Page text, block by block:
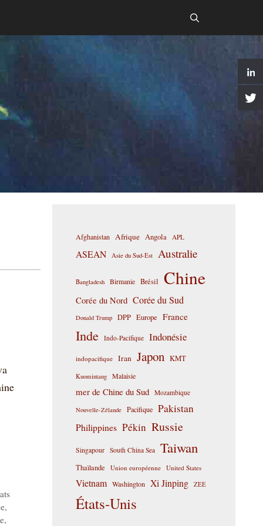
,
,
Afghanistan Afrique Angola APL
ASEAN Asie du Sud-Est Australie
Bangladesh Birmanie Brésil Chine
Corée du Nord Corée du Sud
Donald Trump DPP Europe France
Inde Indo-Pacifique Indonésie
indopacifique Iran Japon KMT
Kuomintang Malaisie
mer de Chine du Sud Mozambique
Nouvelle-Zélande Pacifique Pakistan
Philippines Pékin Russie
Singapour South China Sea Taiwan
Thaïlande Union européenne United States
Vietnam Washington Xi Jinping ZEE
États-Unis